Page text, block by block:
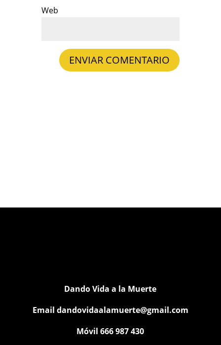
Web
Dando Vida a la Muerte
Email dandovidaalamuerte@gmail.com
Móvil 666 987 430